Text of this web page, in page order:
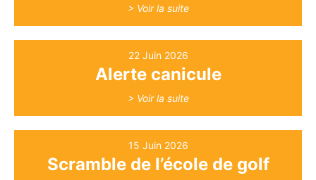
> Voir la suite
22 Juin 2026
Alerte canicule
> Voir la suite
15 Juin 2026
Scramble de l’école de golf